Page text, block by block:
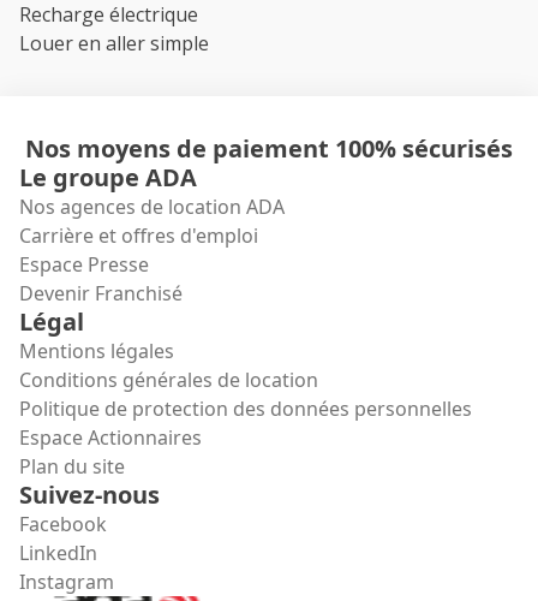
Recharge électrique
Louer en aller simple
Nos moyens de paiement 100% sécurisés
Le groupe ADA
Nos agences de location ADA
Carrière et offres d'emploi
Espace Presse
Devenir Franchisé
Légal
Mentions légales
Conditions générales de location
Politique de protection des données personnelles
Espace Actionnaires
Plan du site
Suivez-nous
Facebook
LinkedIn
Instagram